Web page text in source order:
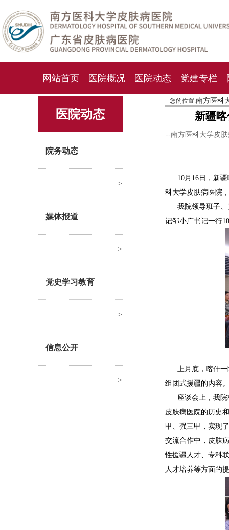
网站首页 医院概况 医院动态 党建专栏
化妆品检测中心 就诊指南 人才
医院动态
院务动态
>
媒体报道
>
党史学习教育
>
信息公开
>
您的位置:南方医科
新疆
--南方医科大学皮
10月16日，新
科大学皮肤病医院
我院领导班子
记邹小广书记一行
上月底，喀什
组团式援疆的内容
座谈会上，我
皮肤病医院的历史
甲、强三甲，实现
交流合作中，皮肤
性援疆人才、专科
人才培养等方面的